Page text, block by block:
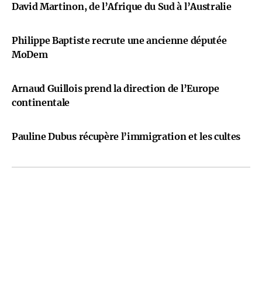
David Martinon, de l’Afrique du Sud à l’Australie
Philippe Baptiste recrute une ancienne députée
MoDem
Arnaud Guillois prend la direction de l’Europe
continentale
Pauline Dubus récupère l’immigration et les cultes